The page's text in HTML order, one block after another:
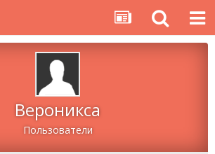
Вероникса
Пользователи